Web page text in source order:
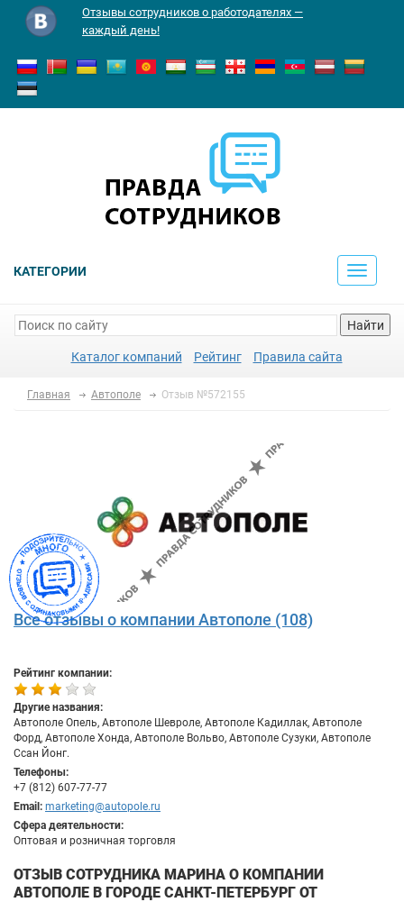
Отзывы сотрудников о работодателях —
каждый день!
КАТЕГОРИИ
Toggle
Найти
Каталог компаний Рейтинг Правила сайта
Главная Автополе Отзыв №572155
Все отзывы о компании Автополе (108)
Рейтинг компании:
Другие названия:
Автополе Опель, Автополе Шевроле, Автополе Кадиллак, Автополе
Форд, Автополе Хонда, Автополе Вольво, Автополе Сузуки, Автополе
Ссан Йонг.
Телефоны:
+7 (812) 607-77-77
Email: marketing@autopole.ru
Сфера деятельности:
Оптовая и розничная торговля
ОТЗЫВ СОТРУДНИКА МАРИНА О КОМПАНИИ
АВТОПОЛЕ В ГОРОДЕ САНКТ-ПЕТЕРБУРГ ОТ